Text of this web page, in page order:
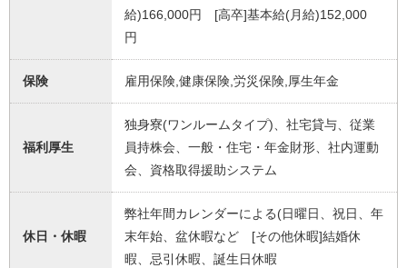
給)166,000円 [高卒]基本給(月給)152,000
円
保険 雇用保険,健康保険,労災保険,厚生年金
福利厚生
独身寮(ワンルームタイプ)、社宅貸与、従業
員持株会、一般・住宅・年金財形、社内運動
会、資格取得援助システム
休日・休暇
弊社年間カレンダーによる(日曜日、祝日、年
末年始、盆休暇など [その他休暇]結婚休
暇、忌引休暇、誕生日休暇